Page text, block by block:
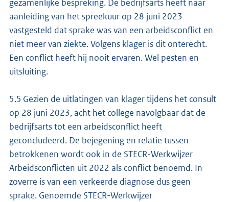
gezamenlijke bespreking. De bedrijfsarts heeft naar
aanleiding van het spreekuur op 28 juni 2023
vastgesteld dat sprake was van een arbeidsconflict en
niet meer van ziekte. Volgens klager is dit onterecht.
Een conflict heeft hij nooit ervaren. Wel pesten en
uitsluiting.
5.5 Gezien de uitlatingen van klager tijdens het consult
op 28 juni 2023, acht het college navolgbaar dat de
bedrijfsarts tot een arbeidsconflict heeft
geconcludeerd. De bejegening en relatie tussen
betrokkenen wordt ook in de STECR-Werkwijzer
Arbeidsconflicten uit 2022 als conflict benoemd. In
zoverre is van een verkeerde diagnose dus geen
sprake. Genoemde STECR-Werkwijzer